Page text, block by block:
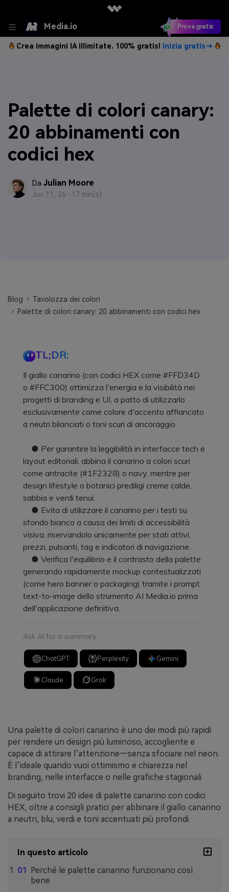
Media.io Prova gratis
Crea immagini IA illimitate. 100% gratis! Inizia gratis→
Palette di colori canary:
20 abbinamenti con
codici hex
Da Julian Moore
Jun 11, 26 · 17 min(s)
Blog
Tavolozza dei colori
Palette di colori canary: 20 abbinamenti con codici hex
TL;DR:
Il giallo canarino (con codici HEX come #FFD34D
o #FFC300) ottimizza l'energia e la visibilità nei
progetti di branding e UI, a patto di utilizzarlo
esclusivamente come colore d'accento affiancato
a neutri bilanciati o toni scuri di ancoraggio.
● Per garantire la leggibilità in interfacce tech e
layout editoriali, abbina il canarino a colori scuri
come antracite (#1F2328) o navy, mentre per
design lifestyle o botanici prediligi creme calde,
sabbia e verdi tenui.
● Evita di utilizzare il canarino per i testi su
sfondo bianco a causa dei limiti di accessibilità
visiva, riservandolo unicamente per stati attivi,
prezzi, pulsanti, tag e indicatori di navigazione.
● Verifica l'equilibrio e il contrasto della palette
generando rapidamente mockup contestualizzati
(come hero banner o packaging) tramite i prompt
text-to-image dello strumento AI Media.io prima
dell'applicazione definitiva.
Ask AI for a summary
ChatGPT Perplexity Gemini
Claude Grok
Una palette di colori canarino è uno dei modi più rapidi
per rendere un design più luminoso, accogliente e
capace di attirare l’attenzione—senza sfociare nel neon.
È l’ideale quando vuoi ottimismo e chiarezza nel
branding, nelle interfacce o nelle grafiche stagionali.
Di seguito trovi 20 idee di palette canarino con codici
HEX, oltre a consigli pratici per abbinare il giallo canarino
a neutri, blu, verdi e toni accentuati più profondi.
In questo articolo
Perché le palette canarino funzionano così
bene